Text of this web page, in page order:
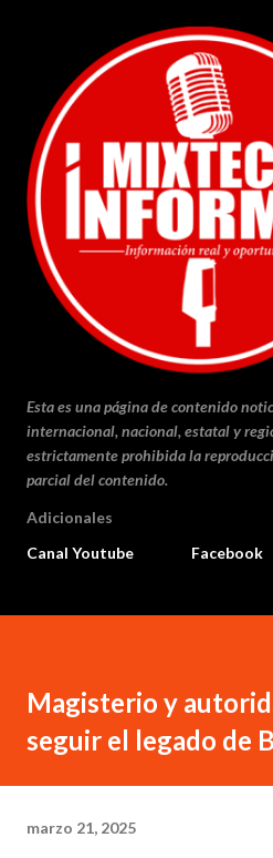
Ir al contenido
Esta es una página de contenido
internacional, nacional, estatal y
estrictamente prohibida la
parcial del contenido.
Adicionales
Canal Youtube
Facebook
Magisterio y
seguir el legado de
marzo 21, 2025